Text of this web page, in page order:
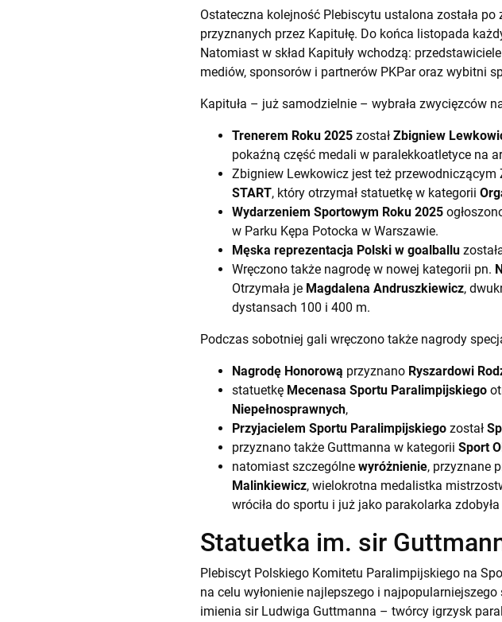
Ostateczna kolejność Plebiscytu ustalona została
przyznanych przez Kapitułę. Do końca listopada
Natomiast w skład Kapituły wchodzą:
mediów, sponsorów i partnerów PKPar oraz wybitni
Kapituła – już samodzielnie – wybrała zwycięzców
Trenerem Roku 2025 został Zbigniew
pokaźną część medali w paralekkoatletyce na
Zbigniew Lewkowicz jest też przewodniczącym
START, który otrzymał statuetkę w kategorii
Wydarzeniem Sportowym Roku 2025
w Parku Kępa Potocka w Warszawie.
Męska reprezentacja Polski w goalballu
Wręczono także nagrodę w nowej kategorii pn.
Otrzymała je Magdalena Andruszkiewicz,
dystansach 100 i 400 m.
Podczas sobotniej gali wręczono także nagrody
Nagrodę Honorową przyznano Ryszardowi
statuetkę Mecenasa Sportu Paralimpijskiego
Niepełnosprawnych,
Przyjacielem Sportu Paralimpijskiego został
przyznano także Guttmanna w kategorii Sport
natomiast szczególne wyróżnienie, przyznane
Malinkiewicz, wielokrotna medalistka
wróciła do sportu i już jako parakolarka
Statuetka im. sir
Plebiscyt Polskiego Komitetu Paralimpijskiego na
na celu wyłonienie najlepszego i
imienia sir Ludwiga Guttmanna – twórcy igrzysk